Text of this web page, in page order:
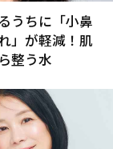
うちに「小鼻
」が軽減！肌
整う水